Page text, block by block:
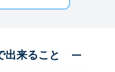
来ること